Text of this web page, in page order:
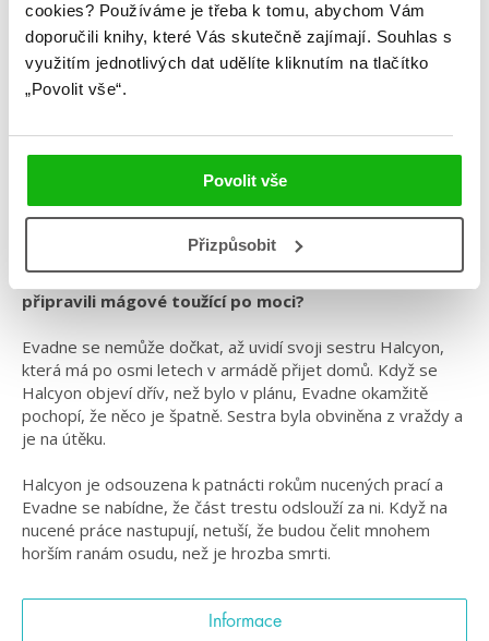
cookies? Používáme je třeba k tomu, abychom Vám
doporučili knihy, které Vás skutečně zajímají. Souhlas s
využitím jednotlivých dat udělíte kliknutím na tlačítko
„Povolit vše“.
Povolit vše
Přizpůsobit
Žánr: Fantasy
Sestry ve zbrani a písni
Rebecca Ross
#sestryvezbraniapísni
#standalone
Obstojí sestry v těžké zkoušce, kterou pro ně
připravili mágové toužící po moci?
Evadne se nemůže dočkat, až uvidí svoji sestru Halcyon,
která má po osmi letech v armádě přijet domů. Když se
Halcyon objeví dřív, než bylo v plánu, Evadne okamžitě
pochopí, že něco je špatně. Sestra byla obviněna z vraždy a
je na útěku.
Halcyon je odsouzena k patnácti rokům nucených prací a
Evadne se nabídne, že část trestu odslouží za ni. Když na
nucené práce nastupují, netuší, že budou čelit mnohem
horším ranám osudu, než je hrozba smrti.
Informace